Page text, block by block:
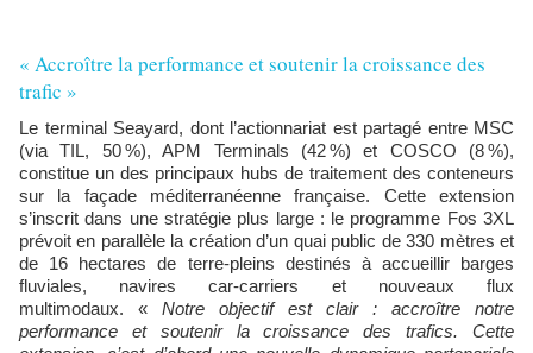
« Accroître la performance et soutenir la croissance des
trafic »
Le terminal Seayard, dont l’actionnariat est partagé entre MSC
(via TIL, 50 %), APM Terminals (42 %) et COSCO (8 %),
constitue un des principaux hubs de traitement des conteneurs
sur la façade méditerranéenne française. Cette extension
s’inscrit dans une stratégie plus large : le programme Fos 3XL
prévoit en parallèle la création d’un quai public de 330 mètres et
de 16 hectares de terre-pleins destinés à accueillir barges
fluviales, navires car-carriers et nouveaux flux
multimodaux. « Notre objectif est clair : accroître notre
performance et soutenir la croissance des trafics. Cette